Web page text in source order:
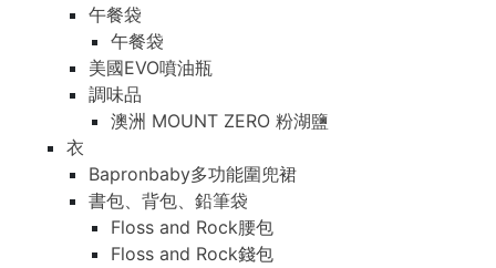
午餐袋
午餐袋
美國EVO噴油瓶
調味品
澳洲 MOUNT ZERO 粉湖鹽
衣
Bapronbaby多功能圍兜裙
書包、背包、鉛筆袋
Floss and Rock腰包
Floss and Rock錢包